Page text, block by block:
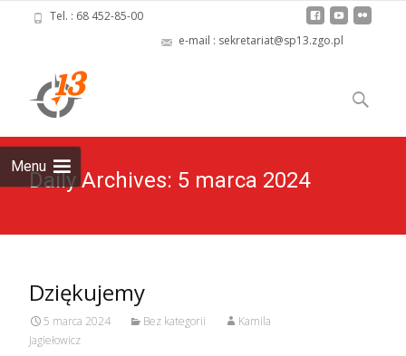
Tel. : 68 452-85-00
e-mail : sekretariat@sp13.zgo.pl
Menu
to
content
Szukaj:
Daily Archives: 5 marca 2024
Dziękujemy
5 marca 2024 Bez kategorii
Kamila
Jagiełowicz